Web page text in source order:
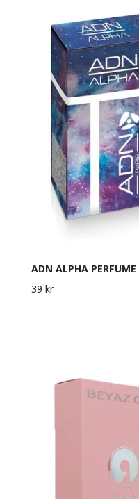
ADN ALPHA PERFUME
39 kr